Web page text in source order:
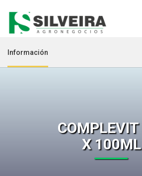
COMPLEVIT
X 100ML
Información